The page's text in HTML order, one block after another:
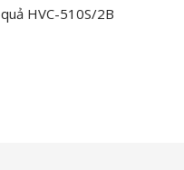
quả HVC-510S/2B